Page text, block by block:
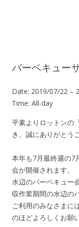
バーベキュー
Date: 2019/07/22 –
Time: All-day
平素よりロットンの
き、誠にありがとう
本年も7月最終週の7
会が開催されます。
水辺のバーベキュー
収作業期間の水辺の
ご利用のみなさまに
のほどよろしくお願